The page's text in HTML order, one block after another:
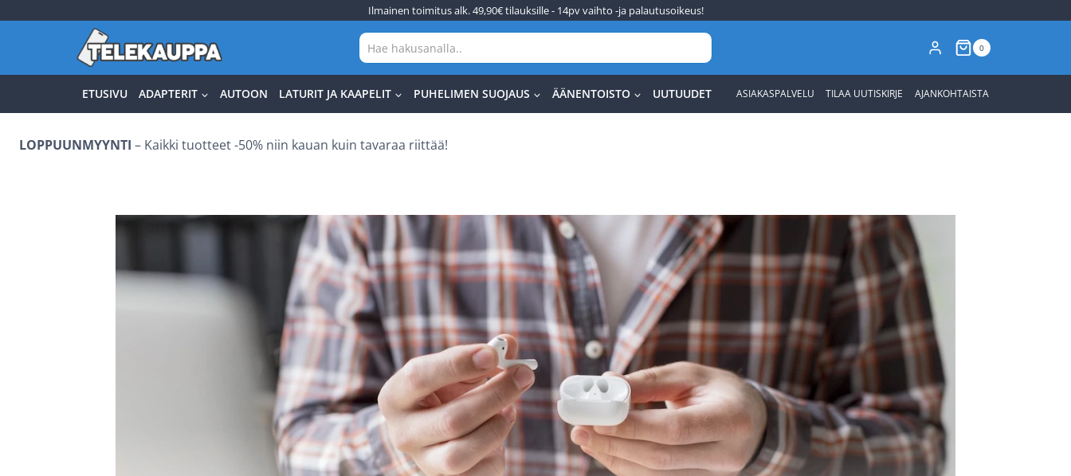
Ilmainen toimitus alk. 49,90€ tilauksille - 14pv vaihto -ja palautusoikeus!
0
ETUSIVU ADAPTERIT AUTOON LATURIT JA KAAPELIT PUHELIMEN SUOJAUS ÄÄNENTOISTO UUTUUDET ASIAKASPALVELU TILAA UUTISKIRJE AJANKOHTAISTA
LOPPUUNMYYNTI – Kaikki tuotteet -50% niin kauan kuin tavaraa riittää!